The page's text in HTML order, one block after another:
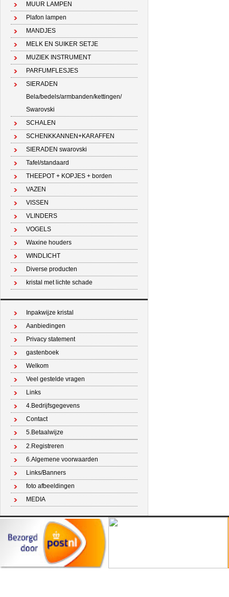
MUUR LAMPEN
Plafon lampen
MANDJES
MELK EN SUIKER SETJE
MUZIEK INSTRUMENT
PARFUMFLESJES
SIERADEN
Bela/bedels/armbanden/kettingen/
Swarovski
SCHALEN
SCHENKKANNEN+KARAFFEN
SIERADEN swarovski
Tafel/standaard
THEEPOT + KOPJES + borden
VAZEN
VISSEN
VLINDERS
VOGELS
Waxine houders
WINDLICHT
Diverse producten
kristal met lichte schade
Inpakwijze kristal
Aanbiedingen
Privacy statement
gastenboek
Welkom
Veel gestelde vragen
Links
4.Bedrijfsgegevens
Contact
5.Betaalwijze
2.Registreren
6.Algemene voorwaarden
Links/Banners
foto afbeeldingen
MEDIA